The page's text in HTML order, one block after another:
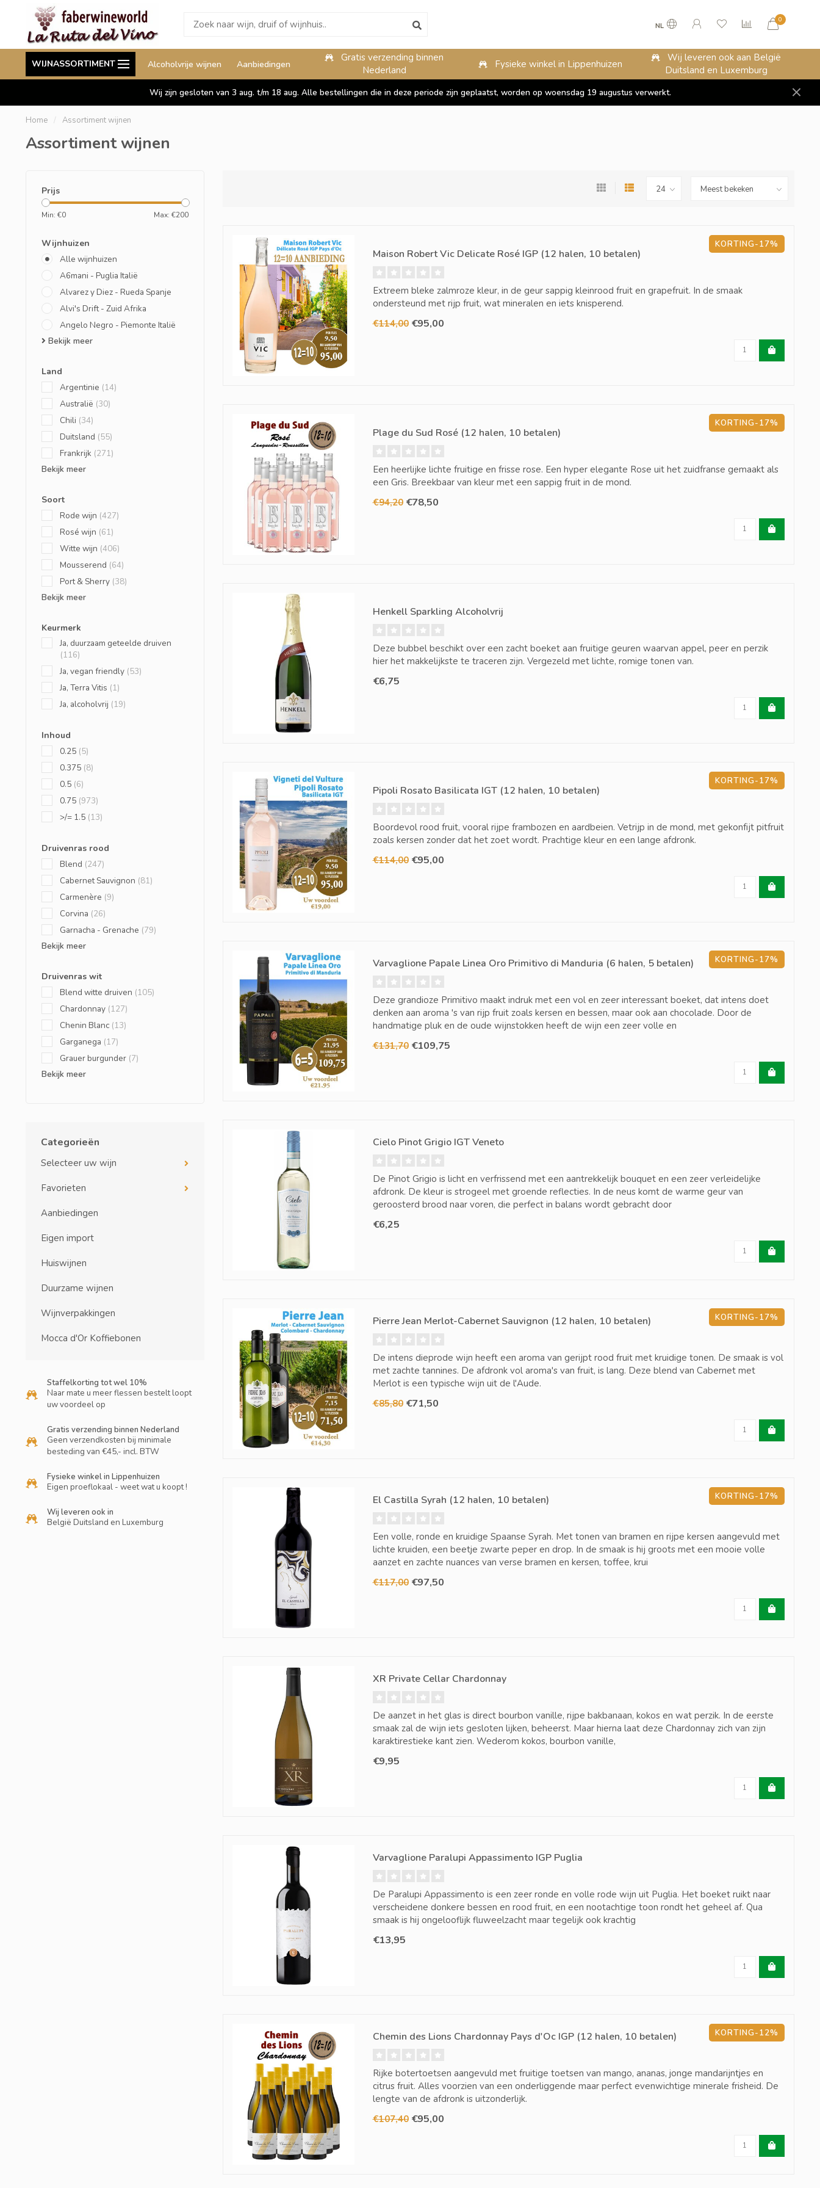
NL
0
WIJNASSORTIMENT Alcoholvrije wijnen Aanbiedingen
Wij leveren ook aan België
Duitsland en Luxemburg
Staffelkorting tot wel 10%
Gratis verzending binnen
Nederland
Fysieke winkel in Lippenhuizen
Wij leveren ook aan België
Duitsland en Luxemburg
Wij zijn gesloten van 3 aug. t/m 18 aug. Alle bestellingen die in deze periode zijn geplaatst, worden op woensdag 19 augustus verwerkt.
Home / Assortiment wijnen
Assortiment wijnen
Prijs
Min: €0 Max: €200
Wijnhuizen
Alle wijnhuizen
A6mani - Puglia Italië
Alvarez y Diez - Rueda Spanje
Alvi's Drift - Zuid Afrika
Angelo Negro - Piemonte Italië
Bekijk meer
Land
Argentinie (14)
Australië (30)
Chili (34)
Duitsland (55)
Frankrijk (271)
Bekijk meer
Soort
Rode wijn (427)
Rosé wijn (61)
Witte wijn (406)
Mousserend (64)
Port & Sherry (38)
Bekijk meer
Keurmerk
Ja, duurzaam geteelde druiven
(116)
Ja, vegan friendly (53)
Ja, Terra Vitis (1)
Ja, alcoholvrij (19)
Inhoud
0.25 (5)
0.375 (8)
0.5 (6)
0.75 (973)
>/= 1.5 (13)
Druivenras rood
Blend (247)
Cabernet Sauvignon (81)
Carmenère (9)
Corvina (26)
Garnacha - Grenache (79)
Bekijk meer
Druivenras wit
Blend witte druiven (105)
Chardonnay (127)
Chenin Blanc (13)
Garganega (17)
Grauer burgunder (7)
Bekijk meer
Categorieën
Selecteer uw wijn
Favorieten
Aanbiedingen
Eigen import
Huiswijnen
Duurzame wijnen
Wijnverpakkingen
Mocca d'Or Koffiebonen
Staffelkorting tot wel 10%
Naar mate u meer flessen bestelt loopt
uw voordeel op
Gratis verzending binnen Nederland
Geen verzendkosten bij minimale
besteding van €45,- incl. BTW
Fysieke winkel in Lippenhuizen
Eigen proeflokaal - weet wat u koopt !
Wij leveren ook in
België Duitsland en Luxemburg
KORTING-17%
Maison Robert Vic Delicate Rosé IGP (12 halen, 10 betalen)
Extreem bleke zalmroze kleur, in de geur sappig kleinrood fruit en grapefruit. In de smaak
ondersteund met rijp fruit, wat mineralen en iets knisperend.
€114,00€95,00
KORTING-17%
Plage du Sud Rosé (12 halen, 10 betalen)
Een heerlijke lichte fruitige en frisse rose. Een hyper elegante Rose uit het zuidfranse gemaakt als
een Gris. Breekbaar van kleur met een sappig fruit in de mond.
€94,20€78,50
Henkell Sparkling Alcoholvrij
Deze bubbel beschikt over een zacht boeket aan fruitige geuren waarvan appel, peer en perzik
hier het makkelijkste te traceren zijn. Vergezeld met lichte, romige tonen van.
€6,75
KORTING-17%
Pipoli Rosato Basilicata IGT (12 halen, 10 betalen)
Boordevol rood fruit, vooral rijpe frambozen en aardbeien. Vetrijp in de mond, met gekonfijt pitfruit
zoals kersen zonder dat het zoet wordt. Prachtige kleur en een lange afdronk.
€114,00€95,00
KORTING-17%
Varvaglione Papale Linea Oro Primitivo di Manduria (6 halen, 5 betalen)
Deze grandioze Primitivo maakt indruk met een vol en zeer interessant boeket, dat intens doet
denken aan aroma 's van rijp fruit zoals kersen en bessen, maar ook aan chocolade. Door de
handmatige pluk en de oude wijnstokken heeft de wijn een zeer volle en
€131,70€109,75
Cielo Pinot Grigio IGT Veneto
De Pinot Grigio is licht en verfrissend met een aantrekkelijk bouquet en een zeer verleidelijke
afdronk. De kleur is strogeel met groende reflecties. In de neus komt de warme geur van
geroosterd brood naar voren, die perfect in balans wordt gebracht door
€6,25
KORTING-17%
Pierre Jean Merlot-Cabernet Sauvignon (12 halen, 10 betalen)
De intens dieprode wijn heeft een aroma van gerijpt rood fruit met kruidige tonen. De smaak is vol
met zachte tannines. De afdronk vol aroma's van fruit, is lang. Deze blend van Cabernet met
Merlot is een typische wijn uit de l'Aude.
€85,80€71,50
KORTING-17%
El Castilla Syrah (12 halen, 10 betalen)
Een volle, ronde en kruidige Spaanse Syrah. Met tonen van bramen en rijpe kersen aangevuld met
lichte kruiden, een beetje zwarte peper en drop. In de smaak is hij groots met een mooie volle
aanzet en zachte nuances van verse bramen en kersen, toffee, krui
€117,00€97,50
XR Private Cellar Chardonnay
De aanzet in het glas is direct bourbon vanille, rijpe bakbanaan, kokos en wat perzik. In de eerste
smaak zal de wijn iets gesloten lijken, beheerst. Maar hierna laat deze Chardonnay zich van zijn
karaktirestieke kant zien. Wederom kokos, bourbon vanille,
€9,95
Varvaglione Paralupi Appassimento IGP Puglia
De Paralupi Appassimento is een zeer ronde en volle rode wijn uit Puglia. Het boeket ruikt naar
verscheidene donkere bessen en rood fruit, en een nootachtige toon rondt het geheel af. Qua
smaak is hij ongelooflijk fluweelzacht maar tegelijk ook krachtig
€13,95
KORTING-12%
Chemin des Lions Chardonnay Pays d'Oc IGP (12 halen, 10 betalen)
Rijke botertoetsen aangevuld met fruitige toetsen van mango, ananas, jonge mandarijntjes en
citrus fruit. Alles voorzien van een onderliggende maar perfect evenwichtige minerale frisheid. De
lengte van de afdronk is uitzonderlijk.
€107,40€95,00